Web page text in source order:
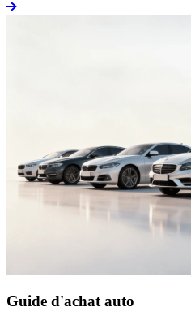
Guide d'achat auto